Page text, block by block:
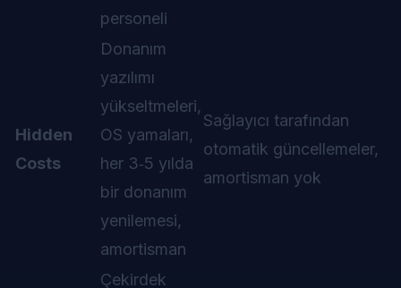
personeli
Hidden
Costs
Donanım
yazılımı
yükseltmeleri,
OS yamaları,
her 3‑5 yılda
bir donanım
yenilemesi,
amortisman
Sağlayıcı tarafından
otomatik güncellemeler,
amortisman yok
Çekirdek